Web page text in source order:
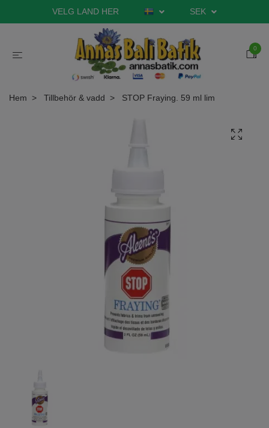
VELG LAND HER SEK
0
Hem Tillbehör & vadd STOP Fraying. 59 ml lim